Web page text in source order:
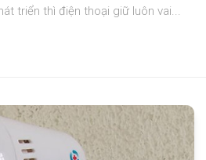
triển thì điện thoại giữ luôn vai...